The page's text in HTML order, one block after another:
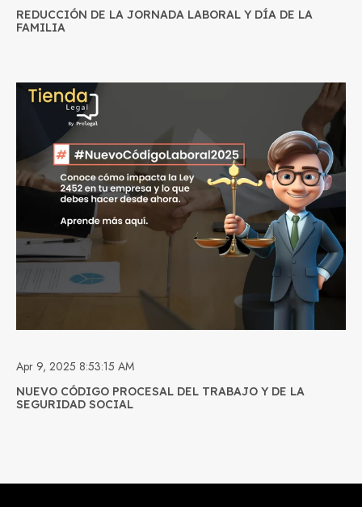
REDUCCIÓN DE LA JORNADA LABORAL Y DÍA DE LA
FAMILIA
Apr 9, 2025 8:53:15 AM
NUEVO CÓDIGO PROCESAL DEL TRABAJO Y DE LA
SEGURIDAD SOCIAL